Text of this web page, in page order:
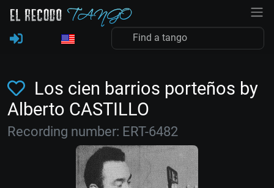
Los cien barrios porteños by
Alberto CASTILLO
Recording number: ERT-6482